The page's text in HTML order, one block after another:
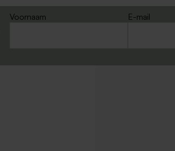
Voornaam
E-mail